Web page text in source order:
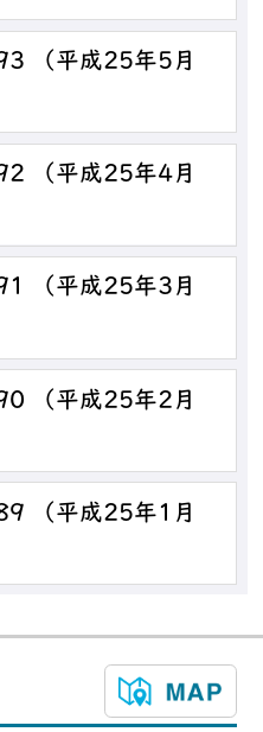
（平成25年5月
（平成25年4月
（平成25年3月
（平成25年2月
（平成25年1月